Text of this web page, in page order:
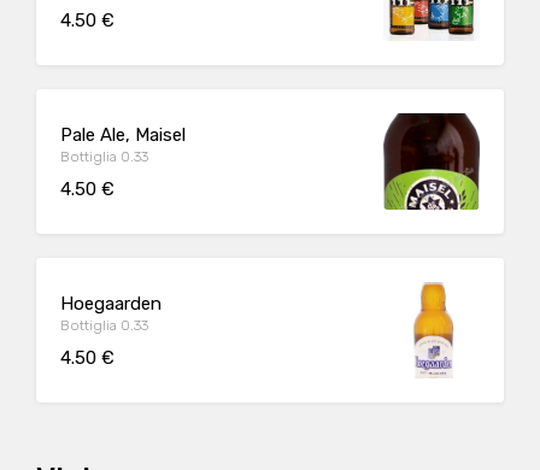
4.50 €
Pale Ale, Maisel
Bottiglia 0.33
4.50 €
Hoegaarden
Bottiglia 0.33
4.50 €